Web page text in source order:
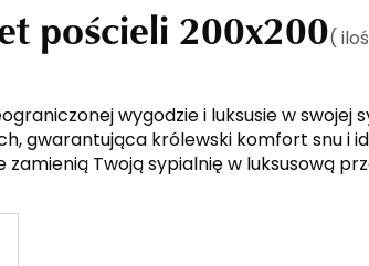
pościeli 200x200(
wygodzie i luksusie w swojej
gwarantująca królewski komfort snu i
zamienią Twoją sypialnię w luksusową